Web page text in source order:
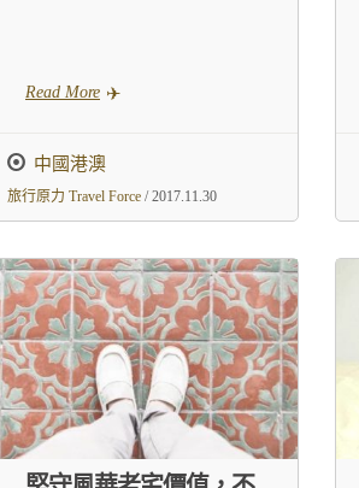
Read More
中國港澳
旅行原力 Travel Force / 2017.11.30